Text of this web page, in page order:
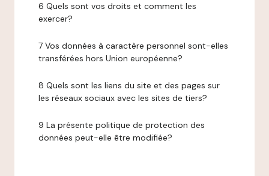
6 Quels sont vos droits et comment les
exercer?
7 Vos données à caractère personnel sont-elles
transférées hors Union européenne?
8 Quels sont les liens du site et des pages sur
les réseaux sociaux avec les sites de tiers?
9 La présente politique de protection des
données peut-elle être modifiée?